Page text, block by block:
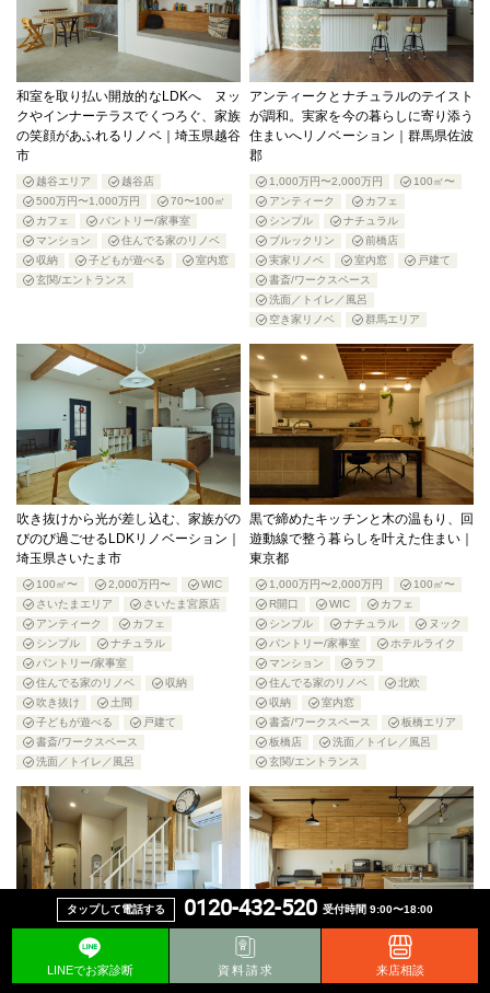
タップして電話する 0120-432-520 受付時間 9:00〜18:00
LINEでお家診断 資料請求 来店相談
和室を取り払い開放的なLDKへ ヌッ
クやインナーテラスでくつろぐ、家族
の笑顔があふれるリノベ｜埼玉県越谷
市
越谷エリア
越谷店
500万円〜1,000万円
70〜100㎡
カフェ
パントリー/家事室
マンション
住んでる家のリノベ
収納
子どもが遊べる
室内窓
玄関/エントランス
アンティークとナチュラルのテイスト
が調和。実家を今の暮らしに寄り添う
住まいへリノベーション｜群馬県佐波
郡
1,000万円〜2,000万円
100㎡〜
アンティーク
カフェ
シンプル
ナチュラル
ブルックリン
前橋店
実家リノベ
室内窓
戸建て
書斎/ワークスペース
洗面／トイレ／風呂
空き家リノベ
群馬エリア
吹き抜けから光が差し込む、家族がの
びのび過ごせるLDKリノベーション｜
埼玉県さいたま市
100㎡〜 2,000万円〜
WIC
さいたまエリア
さいたま宮原店
アンティーク
カフェ
シンプル
ナチュラル
パントリー/家事室
住んでる家のリノベ
収納
吹き抜け
土間
子どもが遊べる
戸建て
書斎/ワークスペース
洗面／トイレ／風呂
黒で締めたキッチンと木の温もり、回
遊動線で整う暮らしを叶えた住まい｜
東京都
1,000万円〜2,000万円
100㎡〜
R開口
WIC
カフェ
シンプル
ナチュラル
ヌック
パントリー/家事室
ホテルライク
マンション
ラフ
住んでる家のリノベ
北欧
収納
室内窓
書斎/ワークスペース
板橋エリア
板橋店
洗面／トイレ／風呂
玄関/エントランス
アンティークとホテルライクが共存。
ペットも子どもものびのび暮らせる戸
住み慣れたお家を、ナチュラルでカフ
ェのような空間にリノベーション｜東